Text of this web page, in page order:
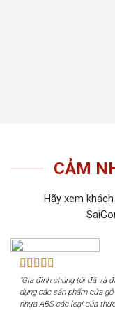
CẢM
Hãy xem
"Gia đình chúng tôi đã và
dụng các sản phẩm cửa
nhựa ABS các loại của